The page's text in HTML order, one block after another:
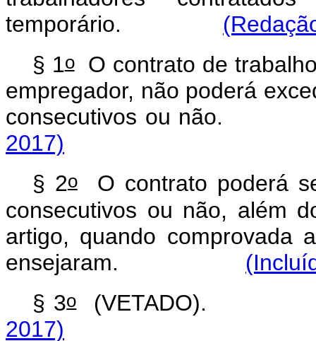
temporário.
§ 1oO contrato de
empregador, não poderá
consecutivos ou
2017)
§ 2oO contrato poderá
consecutivos ou não, além
artigo, quando comprovada
ensejaram.
§ 3o
2017)